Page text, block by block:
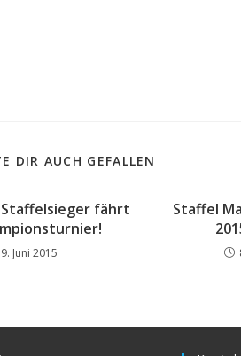
DIR AUCH GEFALLEN
fährt
9. Juni 2015
Staffel